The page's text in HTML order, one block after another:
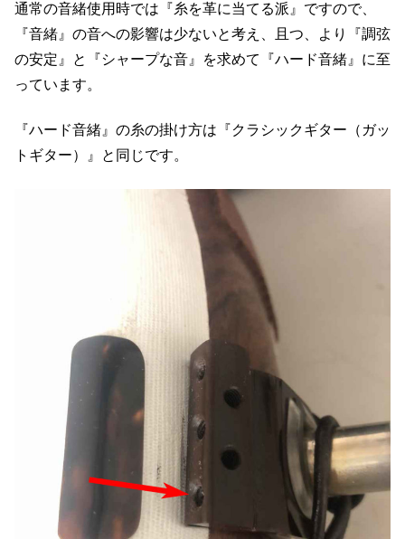
通常の音緒使用時では『糸を革に当てる派』ですので、
『音緒』の音への影響は少ないと考え、且つ、より『調弦
の安定』と『シャープな音』を求めて『ハード音緒』に至
っています。
『ハード音緒』の糸の掛け方は『クラシックギター（ガッ
トギター）』と同じです。